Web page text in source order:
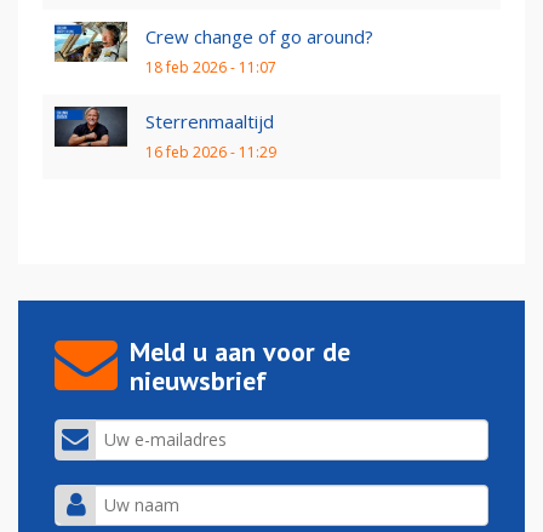
Crew change of go around?
18 feb 2026 - 11:07
Sterrenmaaltijd
16 feb 2026 - 11:29
Meld u aan voor de
nieuwsbrief